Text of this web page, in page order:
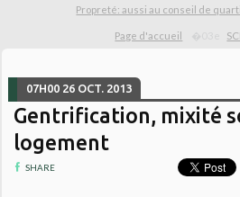
Propreté: aussi au conseil de
Page d'accueil
07H00 26 OCT. 2013
Gentrification, mixité
logement
SHARE